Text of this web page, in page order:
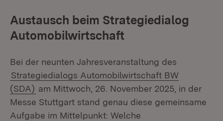
Austausch beim Strategiedialog
Automobilwirtschaft
Bei der neunten Jahresveranstaltung des
Strategiedialogs Automobilwirtschaft BW
(SDA) am Mittwoch, 26. November 2025, in der
Messe Stuttgart stand genau diese gemeinsame
Aufgabe im Mittelpunkt: Welche